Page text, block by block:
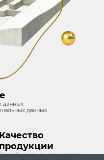
данных
данных
Качество
продукции
обращения клиентов по